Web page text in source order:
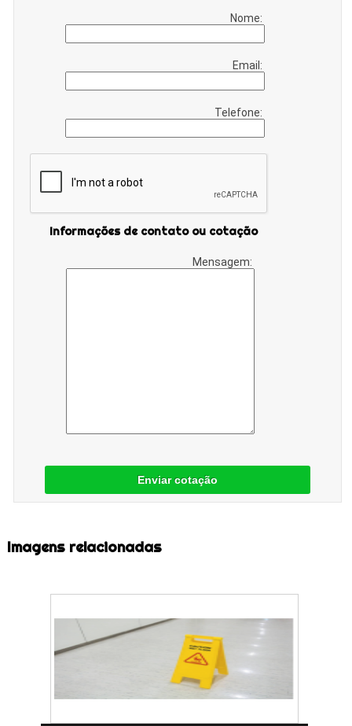
Nome:
Email:
Telefone:
Informações de contato ou cotação
Mensagem:
Enviar cotação
Imagens relacionadas